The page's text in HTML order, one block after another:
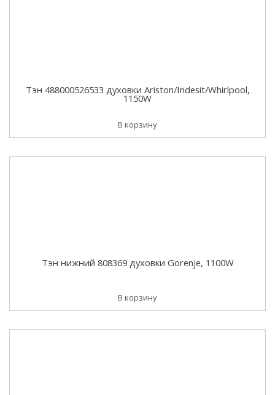
Тэн 488000526533 духовки Ariston/Indesit/Whirlpool,
1150W
В корзину
Тэн нижний 808369 духовки Gorenje, 1100W
В корзину